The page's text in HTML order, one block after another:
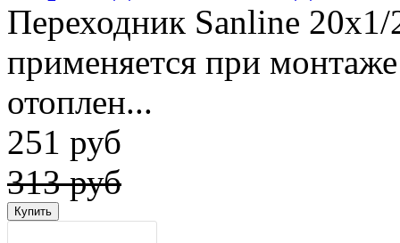
Переходник Sanline
применяется при
отоплен...
251 руб
313 руб